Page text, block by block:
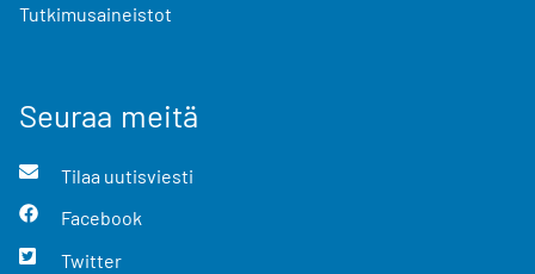
Tutkimusaineistot
Seuraa meitä
Tilaa uutisviesti
Facebook
Twitter